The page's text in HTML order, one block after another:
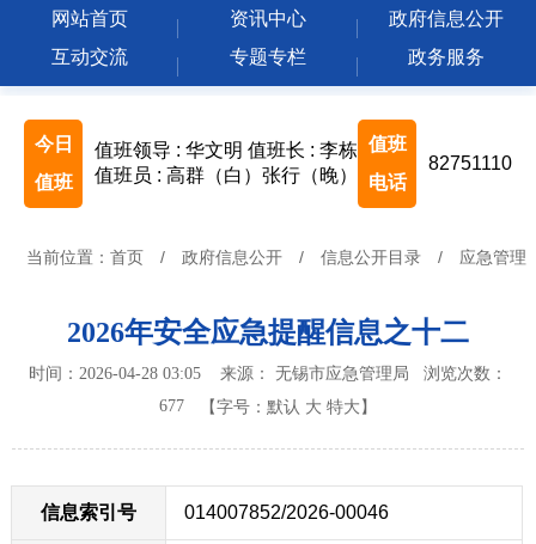
网站首页 资讯中心
政府信息公开
互动交流
专题专栏 政务服务
今日
值班
值班领导 : 华文明 值班长 : 李栋
值班员 : 高群（白）张行（晚）
值班
电话
82751110
当前位置： 首页 / 政府信息公开 / 信息公开目录 / 应急管理
2026年安全应急提醒信息之十二
时间：2026-04-28 03:05 来源： 无锡市应急管理局 浏览次数：
677
【字号：默认 大 特大 】
信息索引号 014007852/2026-00046